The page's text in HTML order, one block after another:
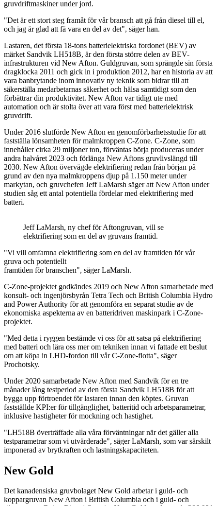
gruvdriftmaskiner under jord.
"Det är ett stort steg framåt för vår bransch att gå från diesel till el,
och jag är glad att få vara en del av det", säger han.
Lastaren, det första 18-tons batterielektriska fordonet (BEV) av
märket Sandvik LH518B, är den första större delen av BEV-
infrastrukturen vid New Afton. Guldgruvan, som sprängde sin första
dragklocka 2011 och gick in i produktion 2012, har en historia av att
vara banbrytande inom innovativ ny teknik som bidrar till att
säkerställa medarbetarnas säkerhet och hälsa samtidigt som den
förbättrar din produktivitet. New Afton var tidigt ute med
automation och är stolta över att vara först med batterielektrisk
gruvdrift.
Under 2016 slutförde New Afton en genomförbarhetsstudie för att
fastställa lönsamheten för malmkroppen C-Zone. C-Zone, som
innehåller cirka 29 miljoner ton, förväntas börja produceras under
andra halvåret 2023 och förlänga New Aftons gruvlivslängd till
2030. New Afton övervägde elektrifiering redan från början på
grund av den nya malmkroppens djup på 1.150 meter under
markytan, och gruvchefen Jeff LaMarsh säger att New Afton under
studien såg ett antal potentiella fördelar med elektrifiering med
batteri.
Jeff LaMarsh, ny chef för Aftongruvan, vill se
elektrifiering som en del av gruvans framtid.
"Vi vill omfamna elektrifiering som en del av framtiden för vår
gruva och potentiellt
framtiden för branschen", säger LaMarsh.
C-Zone-projektet godkändes 2019 och New Afton samarbetade med
konsult- och ingenjörsbyrån Tetra Tech och British Columbia Hydro
and Power Authority för att genomföra en separat studie av de
ekonomiska aspekterna av en batteridriven maskinpark i C-Zone-
projektet.
"Med detta i ryggen bestämde vi oss för att satsa på elektrifiering
med batteri och lära oss mer om tekniken innan vi fattade ett beslut
om att köpa in LHD-fordon till vår C-Zone-flotta", säger
Prochotsky.
Under 2020 samarbetade New Afton med Sandvik för en tre
månader lång testperiod av den första Sandvik LH518B för att
bygga upp förtroendet för lastaren innan den köptes. Gruvan
fastställde KPI:er för tillgänglighet, batteritid och arbetsparametrar,
inklusive hastigheter för mockning och hastighet.
"LH518B överträffade alla våra förväntningar när det gäller alla
testparametrar som vi utvärderade", säger LaMarsh, som var särskilt
imponerad av brytkraften och lastningskapaciteten.
New Gold
Det kanadensiska gruvbolaget New Gold arbetar i guld- och
koppargruvan New Afton i British Columbia och i guld- och